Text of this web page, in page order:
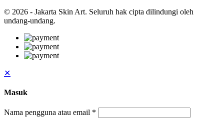
© 2026 - Jakarta Skin Art. Seluruh hak cipta dilindungi oleh
undang-undang.
✕
Masuk
Nama pengguna atau email *